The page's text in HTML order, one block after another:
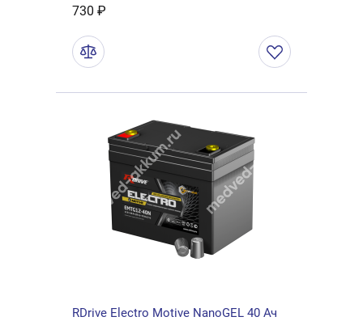
730 ₽
RDrive Electro Motive NanoGEL 40 Ач